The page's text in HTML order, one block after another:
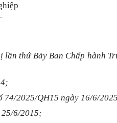
lần thứ Bảy Ban Chấp hành
74/2025/QH15 ngày 16/6/
25/6/2015;